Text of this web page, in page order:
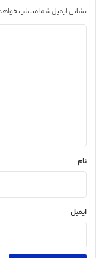
نشانی ایمیل شما منتشر
نام
ایمیل